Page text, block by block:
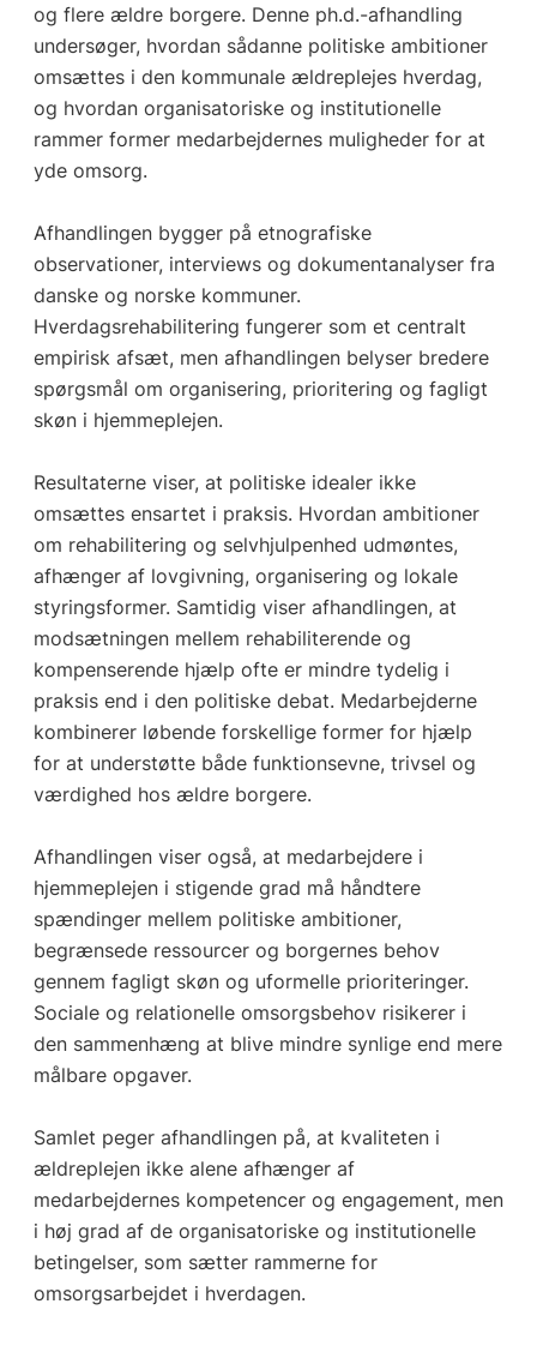
og flere ældre borgere. Denne ph.d.-afhandling
undersøger, hvordan sådanne politiske ambitioner
omsættes i den kommunale ældreplejes hverdag,
og hvordan organisatoriske og institutionelle
rammer former medarbejdernes muligheder for at
yde omsorg.
Afhandlingen bygger på etnografiske
observationer, interviews og dokumentanalyser fra
danske og norske kommuner.
Hverdagsrehabilitering fungerer som et centralt
empirisk afsæt, men afhandlingen belyser bredere
spørgsmål om organisering, prioritering og fagligt
skøn i hjemmeplejen.
Resultaterne viser, at politiske idealer ikke
omsættes ensartet i praksis. Hvordan ambitioner
om rehabilitering og selvhjulpenhed udmøntes,
afhænger af lovgivning, organisering og lokale
styringsformer. Samtidig viser afhandlingen, at
modsætningen mellem rehabiliterende og
kompenserende hjælp ofte er mindre tydelig i
praksis end i den politiske debat. Medarbejderne
kombinerer løbende forskellige former for hjælp
for at understøtte både funktionsevne, trivsel og
værdighed hos ældre borgere.
Afhandlingen viser også, at medarbejdere i
hjemmeplejen i stigende grad må håndtere
spændinger mellem politiske ambitioner,
begrænsede ressourcer og borgernes behov
gennem fagligt skøn og uformelle prioriteringer.
Sociale og relationelle omsorgsbehov risikerer i
den sammenhæng at blive mindre synlige end mere
målbare opgaver.
Samlet peger afhandlingen på, at kvaliteten i
ældreplejen ikke alene afhænger af
medarbejdernes kompetencer og engagement, men
i høj grad af de organisatoriske og institutionelle
betingelser, som sætter rammerne for
omsorgsarbejdet i hverdagen.